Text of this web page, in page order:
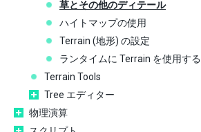
草とその他のディテール
ハイトマップの使用
Terrain (地形) の設定
ランタイムに Terrain を使用する
Terrain Tools
Tree エディター
物理演算